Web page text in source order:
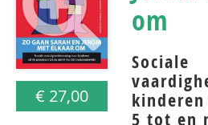
€ 27,00
om
Sociale
5 tot en